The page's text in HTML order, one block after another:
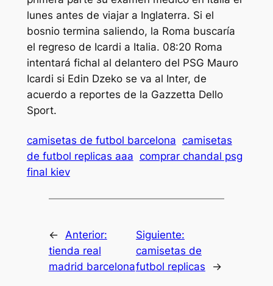
lunes antes de viajar a Inglaterra. Si el
bosnio termina saliendo, la Roma buscaría
el regreso de Icardi a Italia. 08:20 Roma
intentará fichal al delantero del PSG Mauro
Icardi si Edin Dzeko se va al Inter, de
acuerdo a reportes de la Gazzetta Dello
Sport.
camisetas de futbol barcelona camisetas
de futbol replicas aaa comprar chandal psg
final kiev
← Anterior:
tienda real
madrid barcelona
Siguiente:
camisetas de
futbol replicas
→